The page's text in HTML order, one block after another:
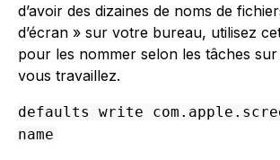
d’avoir des dizaines de noms de
d’écran » sur votre bureau, utilisez
pour les nommer selon les tâches sur
vous travaillez.
defaults write
name